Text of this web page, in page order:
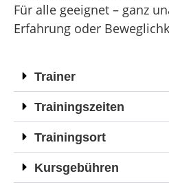
Für alle geeignet – ganz
Erfahrung oder
Trainer
Trainingszeiten
Trainingsort
Kursgebühren